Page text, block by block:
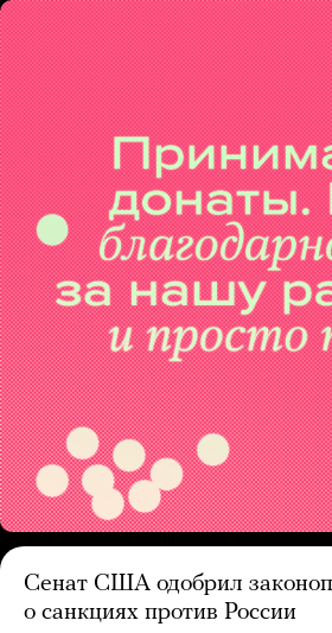
Сенат США одобрил
о санкциях против России